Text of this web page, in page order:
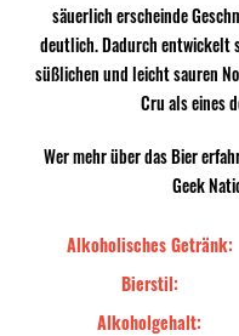
säuerlich erscheinde
deutlich. Dadurch entwickelt
süßlichen und leicht sauren
Cru als eines
Wer mehr über das Bier
Geek
Alkoholisches Getränk:
Bierstil:
Alkoholgehalt: